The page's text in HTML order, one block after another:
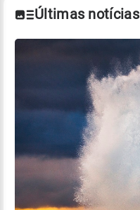
Últimas notícias